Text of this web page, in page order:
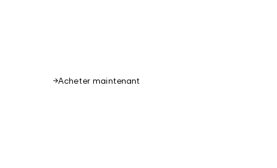
Acheter maintenant